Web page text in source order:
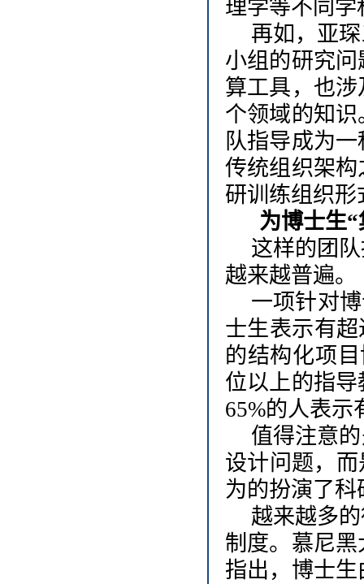
理学等不同
再如，亚
小组的研究
算工具，也
个领域的知
队指导成为
传统组织架
研训练组织形
为博士生
这样的团
越来越普遍。
一项针对
士生表示有
的结构化项
位以上的指
65%的人表示
值得注意
设计问题，
为的扮演了
越来越多
制度。慕尼
指出，博士